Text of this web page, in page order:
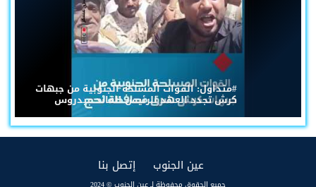
#متداول: القوات المسلحة الجنوبية من جبهات
كرش تجدد العهد للرئيس القائد عيدروس
عين الجنوب إتصل بنا